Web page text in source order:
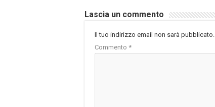
Lascia un commento
Il tuo indirizzo email non sarà pubblicato.
Commento *